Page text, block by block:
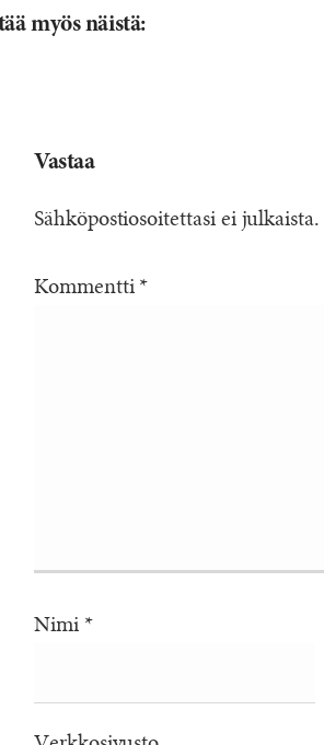
myös näistä:
Vastaa
Sähköpostiosoitettasi ei julkaista.
Kommentti *
Nimi *